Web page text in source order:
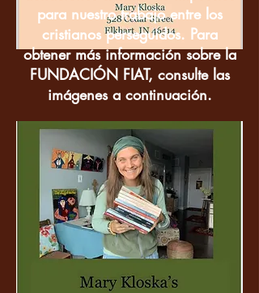
para nuestro trabajo entre los
cristianos perseguidos. Para
obtener más información sobre la
FUNDACIÓN FIAT, consulte las
imágenes a continuación.